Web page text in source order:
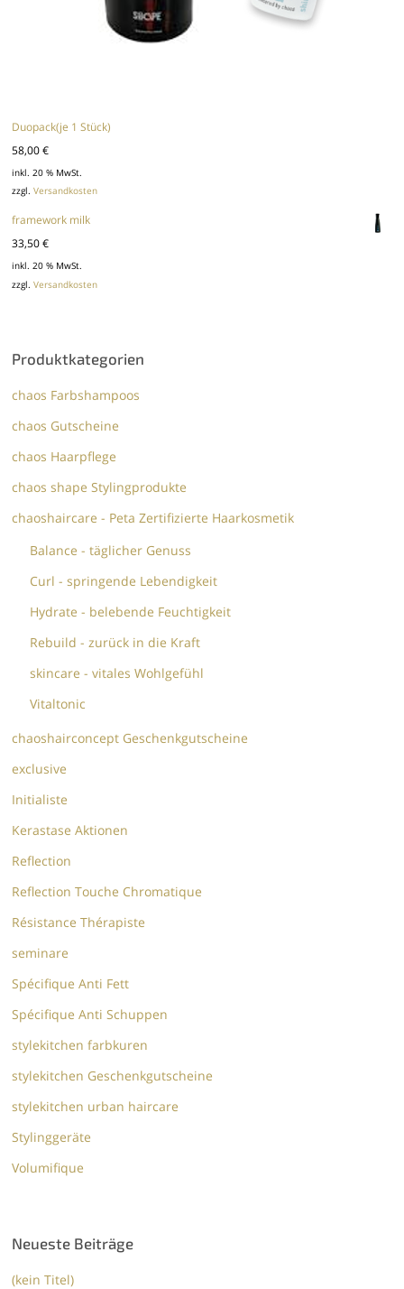
Duopack(je 1 Stück)
58,00€
inkl. 20 % MwSt.
zzgl.Versandkosten
framework milk
33,50€
inkl. 20 % MwSt.
zzgl.Versandkosten
Produktkategorien
chaos Farbshampoos
chaos Gutscheine
chaos Haarpflege
chaos shape Stylingprodukte
chaoshaircare - Peta Zertifizierte Haarkosmetik
Balance - täglicher Genuss
Curl - springende Lebendigkeit
Hydrate - belebende Feuchtigkeit
Rebuild - zurück in die Kraft
skincare - vitales Wohlgefühl
Vitaltonic
chaoshairconcept Geschenkgutscheine
exclusive
Initialiste
Kerastase Aktionen
Reflection
Reflection Touche Chromatique
Résistance Thérapiste
seminare
Spécifique Anti Fett
Spécifique Anti Schuppen
stylekitchen farbkuren
stylekitchen Geschenkgutscheine
stylekitchen urban haircare
Stylinggeräte
Volumifique
Neueste Beiträge
(kein Titel)